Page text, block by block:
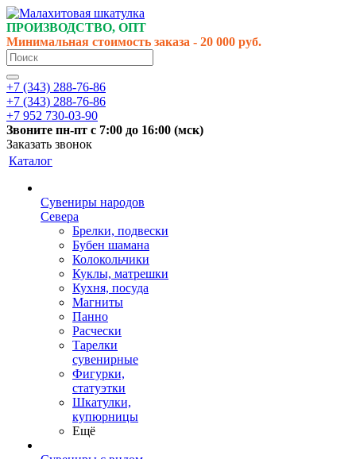
ПРОИЗВОДСТВО, ОПТ
Минимальная стоимость заказа - 20 000 руб.
+7 (343) 288-76-86
+7 (343) 288-76-86
+7 952 730-03-90
Звоните пн-пт с 7:00 до 16:00 (мск)
Заказать звонок
Каталог
Сувениры народов
Севера
Брелки, подвески
Бубен шамана
Колокольчики
Куклы, матрешки
Кухня, посуда
Магниты
Панно
Расчески
Тарелки
сувенирные
Фигурки,
статуэтки
Шкатулки,
купюрницы
Ещё